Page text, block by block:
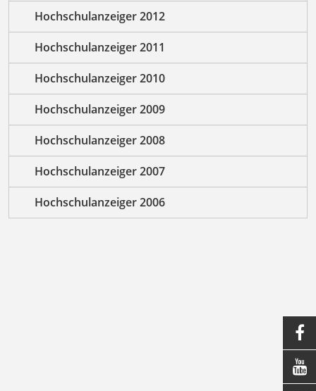
Hochschulanzeiger 2012
Hochschulanzeiger 2011
Hochschulanzeiger 2010
Hochschulanzeiger 2009
Hochschulanzeiger 2008
Hochschulanzeiger 2007
Hochschulanzeiger 2006

